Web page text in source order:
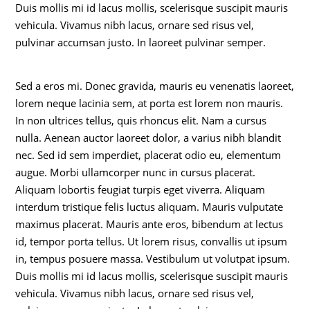
Duis mollis mi id lacus mollis, scelerisque suscipit mauris
vehicula. Vivamus nibh lacus, ornare sed risus vel,
pulvinar accumsan justo. In laoreet pulvinar semper.
Sed a eros mi. Donec gravida, mauris eu venenatis laoreet,
lorem neque lacinia sem, at porta est lorem non mauris.
In non ultrices tellus, quis rhoncus elit. Nam a cursus
nulla. Aenean auctor laoreet dolor, a varius nibh blandit
nec. Sed id sem imperdiet, placerat odio eu, elementum
augue. Morbi ullamcorper nunc in cursus placerat.
Aliquam lobortis feugiat turpis eget viverra. Aliquam
interdum tristique felis luctus aliquam. Mauris vulputate
maximus placerat. Mauris ante eros, bibendum at lectus
id, tempor porta tellus. Ut lorem risus, convallis ut ipsum
in, tempus posuere massa. Vestibulum ut volutpat ipsum.
Duis mollis mi id lacus mollis, scelerisque suscipit mauris
vehicula. Vivamus nibh lacus, ornare sed risus vel,